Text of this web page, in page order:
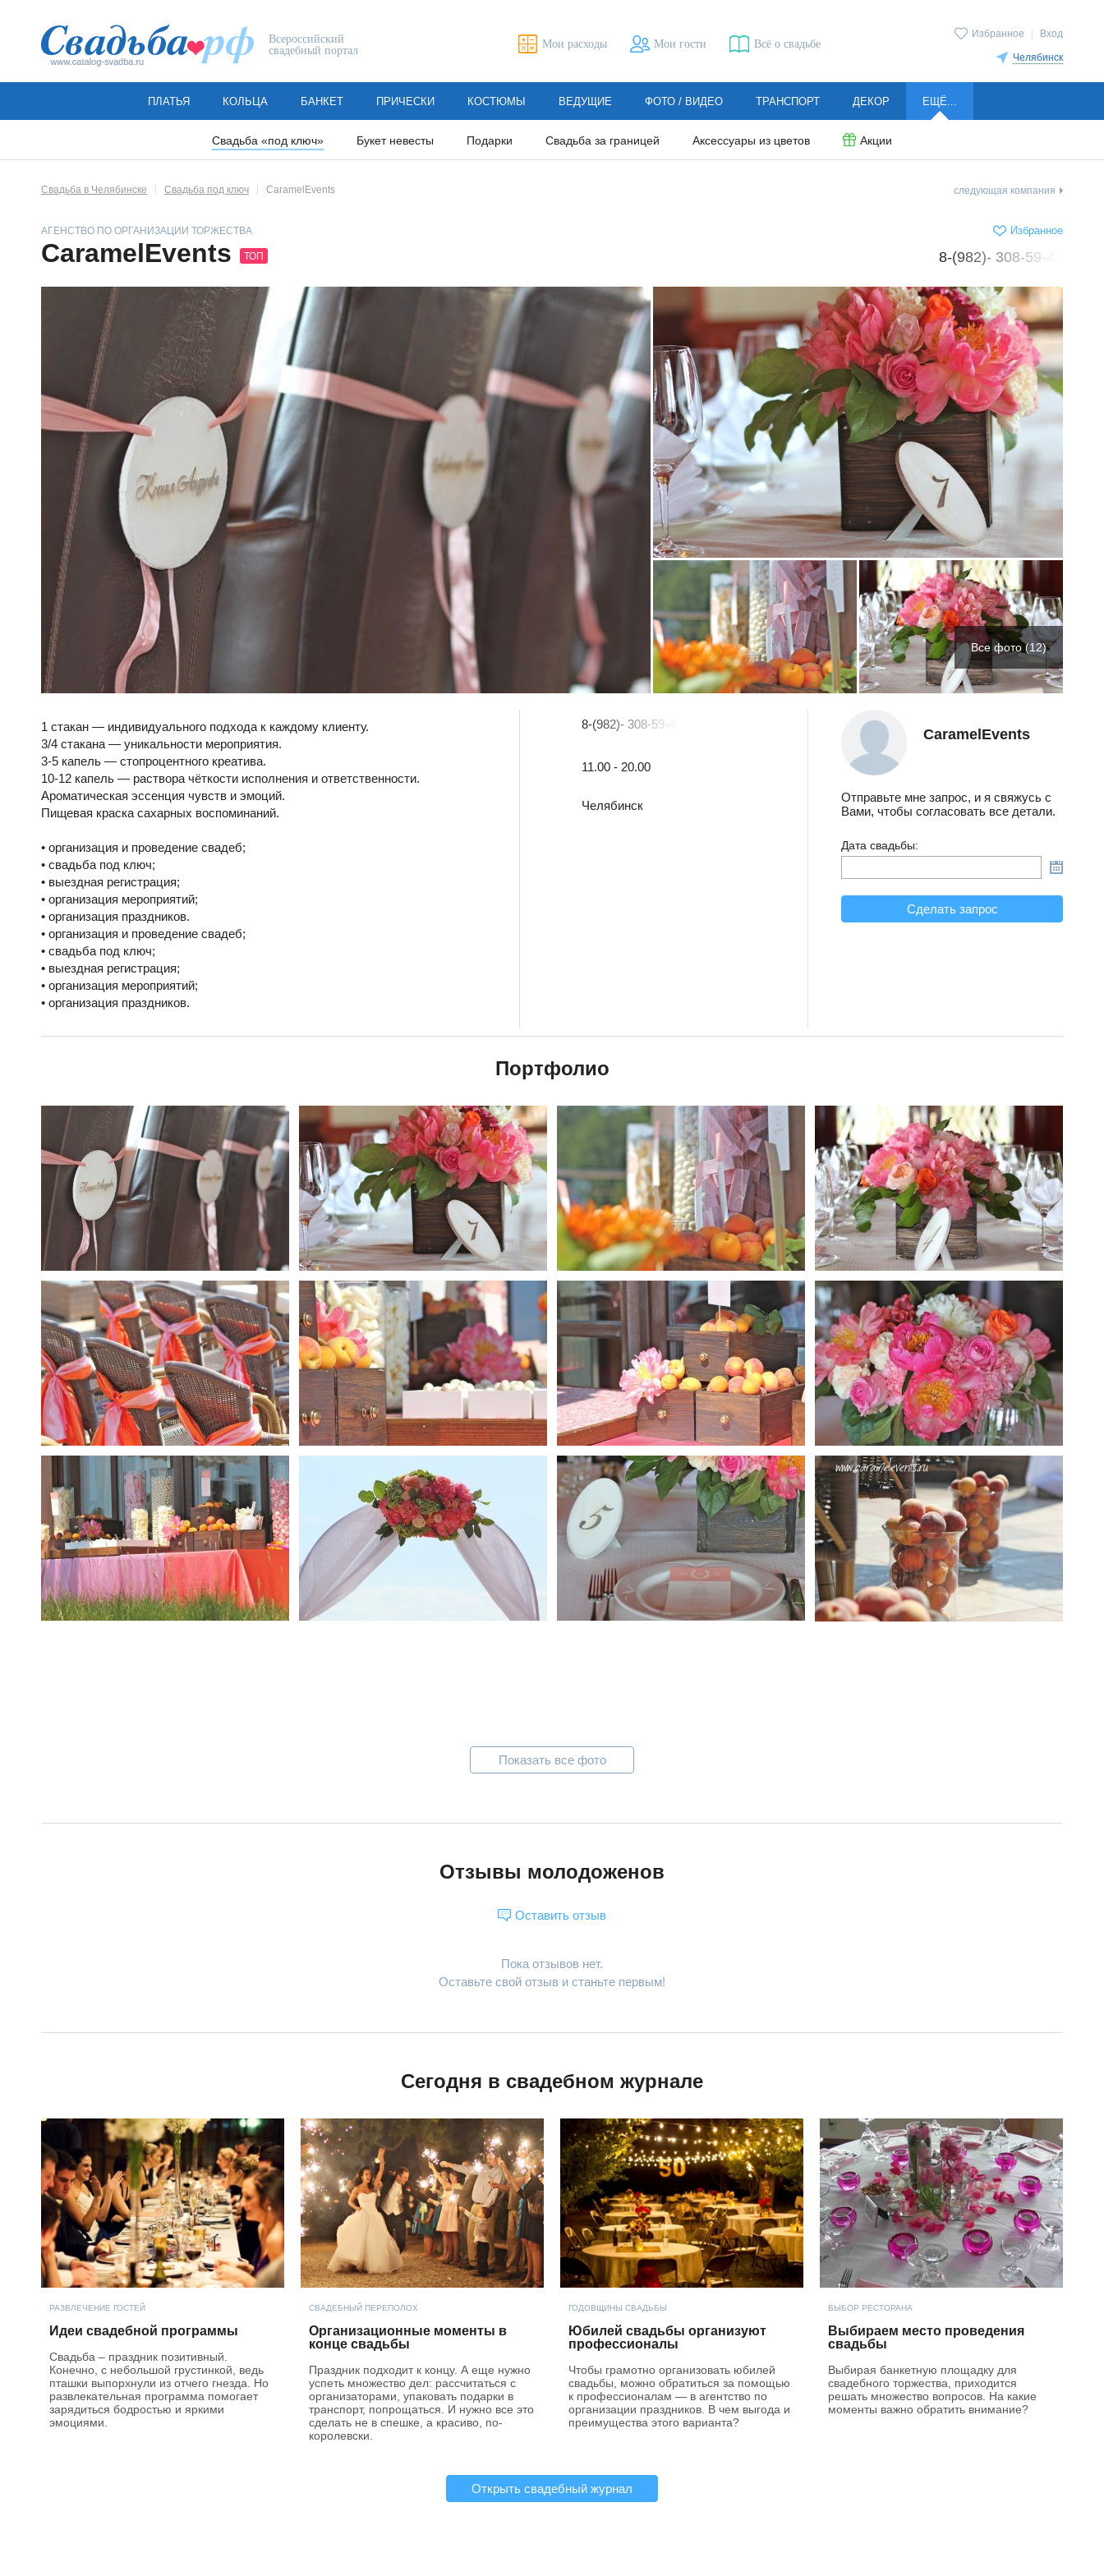
Всероссийский
свадебный портал
Избранное Вход
Челябинск
Мои расходы Мои гости Всё о свадьбе
ПЛАТЬЯ КОЛЬЦА БАНКЕТ ПРИЧЕСКИ КОСТЮМЫ ВЕДУЩИЕ ФОТО / ВИДЕО ТРАНСПОРТ ДЕКОР ЕЩЁ...
Свадьба «под ключ» Букет невесты Подарки Свадьба за границей Аксессуары из цветов Акции
следующая компания
Свадьба в Челябинске Свадьба под ключ CaramelEvents
АГЕНСТВО ПО ОРГАНИЗАЦИИ ТОРЖЕСТВА
CaramelEvents ТОП
Избранное
8-(982)- 308-59-40
Все фото (12)
1 стакан — индивидуального подхода к каждому клиенту.
3/4 стакана — уникальности мероприятия.
3-5 капель — стопроцентного креатива.
10-12 капель — раствора чёткости исполнения и ответственности.
Ароматическая эссенция чувств и эмоций.
Пищевая краска сахарных воспоминаний.
• организация и проведение свадеб;
• свадьба под ключ;
• выездная регистрация;
• организация мероприятий;
• организация праздников.
• организация и проведение свадеб;
• свадьба под ключ;
• выездная регистрация;
• организация мероприятий;
• организация праздников.
8-(982)- 308-59-40
11.00 - 20.00
Челябинск
CaramelEvents
Отправьте мне запрос, и я свяжусь с
Вами, чтобы согласовать все детали.
Дата свадьбы:
Сделать запрос
Портфолио
Показать все фото
Отзывы молодоженов
Оставить отзыв
Пока отзывов нет.
Оставьте свой отзыв и станьте первым!
Сегодня в свадебном журнале
РАЗВЛЕЧЕНИЕ ГОСТЕЙ
Идеи свадебной программы
Свадьба – праздник позитивный.
Конечно, с небольшой грустинкой, ведь
пташки выпорхнули из отчего гнезда. Но
развлекательная программа помогает
зарядиться бодростью и яркими
эмоциями.
СВАДЕБНЫЙ ПЕРЕПОЛОХ
Организационные моменты в
конце свадьбы
Праздник подходит к концу. А еще нужно
успеть множество дел: рассчитаться с
организаторами, упаковать подарки в
транспорт, попрощаться. И нужно все это
сделать не в спешке, а красиво, по-
королевски.
ГОДОВЩИНЫ СВАДЬБЫ
Юбилей свадьбы организуют
профессионалы
Чтобы грамотно организовать юбилей
свадьбы, можно обратиться за помощью
к профессионалам — в агентство по
организации праздников. В чем выгода и
преимущества этого варианта?
ВЫБОР РЕСТОРАНА
Выбираем место проведения
свадьбы
Выбирая банкетную площадку для
свадебного торжества, приходится
решать множество вопросов. На какие
моменты важно обратить внимание?
Открыть свадебный журнал